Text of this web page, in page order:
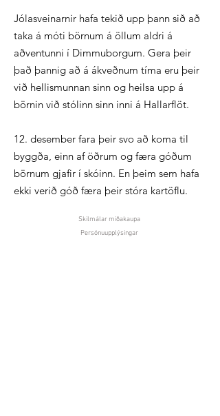
Jólasveinarnir hafa tekið upp þann sið að
taka á móti börnum á öllum aldri á
aðventunni í Dimmuborgum. Gera þeir
það þannig að á ákveðnum tíma eru þeir
við hellismunnan sinn og heilsa upp á
börnin við stólinn sinn inni á Hallarflöt.
12. desember fara þeir svo að koma til
byggða, einn af öðrum og færa góðum
börnum gjafir í skóinn. En þeim sem hafa
ekki verið góð færa þeir stóra kartöflu.
Skilmálar miðakaupa
Persónuupplýsingar